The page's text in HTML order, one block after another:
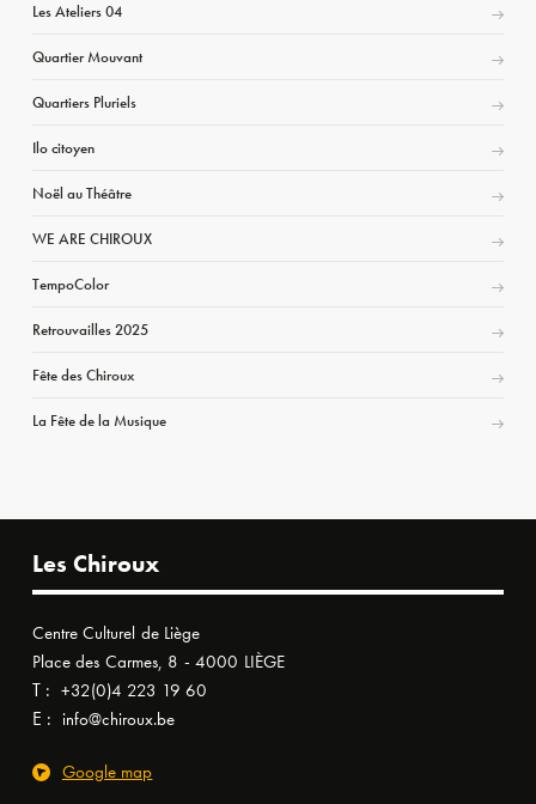
Les Ateliers 04
Quartier Mouvant
Quartiers Pluriels
Ilo citoyen
Noël au Théâtre
WE ARE CHIROUX
TempoColor
Retrouvailles 2025
Fête des Chiroux
La Fête de la Musique
Les Chiroux
Centre Culturel de Liège
Place des Carmes, 8 - 4000 LIÈGE
T : +32(0)4 223 19 60
E : info@chiroux.be
Google map